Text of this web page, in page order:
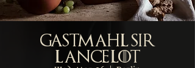
Gastmahl Sir
Lancelot